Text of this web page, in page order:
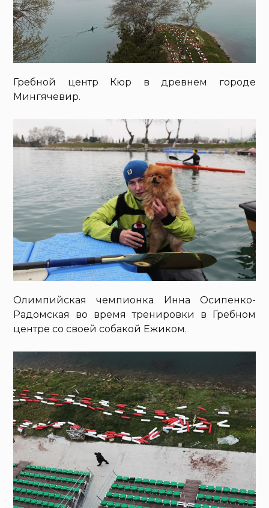
Гребной центр Кюр в древнем городе
Мингячевир.
Олимпийская чемпионка Инна Осипенко-
Радомская во время тренировки в Гребном
центре со своей собакой Ежиком.